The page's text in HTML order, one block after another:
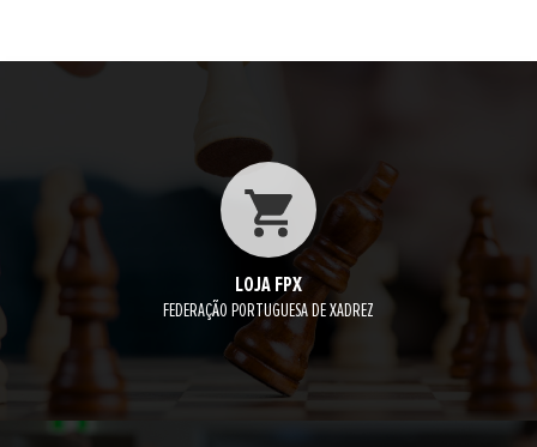
LOJA FPX
FEDERAÇÃO PORTUGUESA DE XADREZ